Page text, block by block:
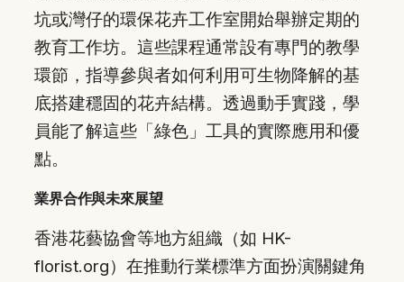
坑或灣仔的環保花卉工作室開始舉辦定期的
教育工作坊。這些課程通常設有專門的教學
環節，指導參與者如何利用可生物降解的基
底搭建穩固的花卉結構。透過動手實踐，學
員能了解這些「綠色」工具的實際應用和優
點。
業界合作與未來展望
香港花藝協會等地方組織（如 HK-
florist.org）在推動行業標準方面扮演關鍵角